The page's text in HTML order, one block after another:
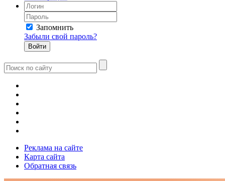
Запомнить
Забыли свой пароль?
Реклама на сайте
Карта сайта
Обратная связь